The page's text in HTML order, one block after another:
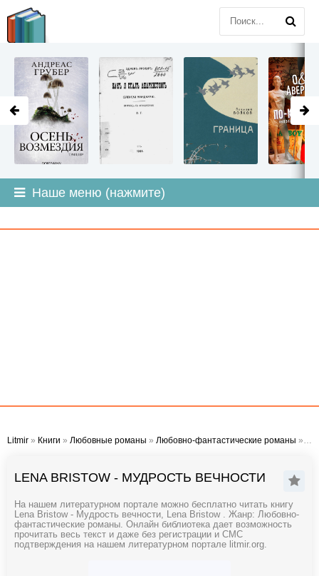
Наше меню (нажмите)
Litmir » Книги » Любовные романы » Любовно-фантастические романы » Lena Bristow - Мудрость вечности
LENA BRISTOW - МУДРОСТЬ ВЕЧНОСТИ
На нашем литературном портале можно бесплатно читать книгу
Lena Bristow - Мудрость вечности, Lena Bristow . Жанр: Любовно-
фантастические романы. Онлайн библиотека дает возможность
прочитать весь текст и даже без регистрации и СМС
подтверждения на нашем литературном портале litmir.org.
LITMIR.ORG